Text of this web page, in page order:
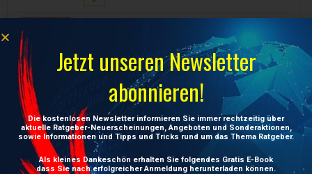
Modern English Training for
Engineers – Englisch für die
Aus- und Weiterbildung von
Ingenieuren. English with help
in translation to German
Preis:
Jetzt unseren Newsletter
abonnieren!
Die kostenlosen Newsletter informieren Sie immer rechtzeitig über
aktuelle Ratgeber-Neuerscheinungen, Angeboten und Sonderaktionen,
sowie Informationen und Tipps und Tricks rund um das Thema Ratgeber.
Als kleines Dankeschön erhalten Sie folgendes Gratis E-Book
dass Sie nach erfolgreicher Anmeldung herunterladen können.